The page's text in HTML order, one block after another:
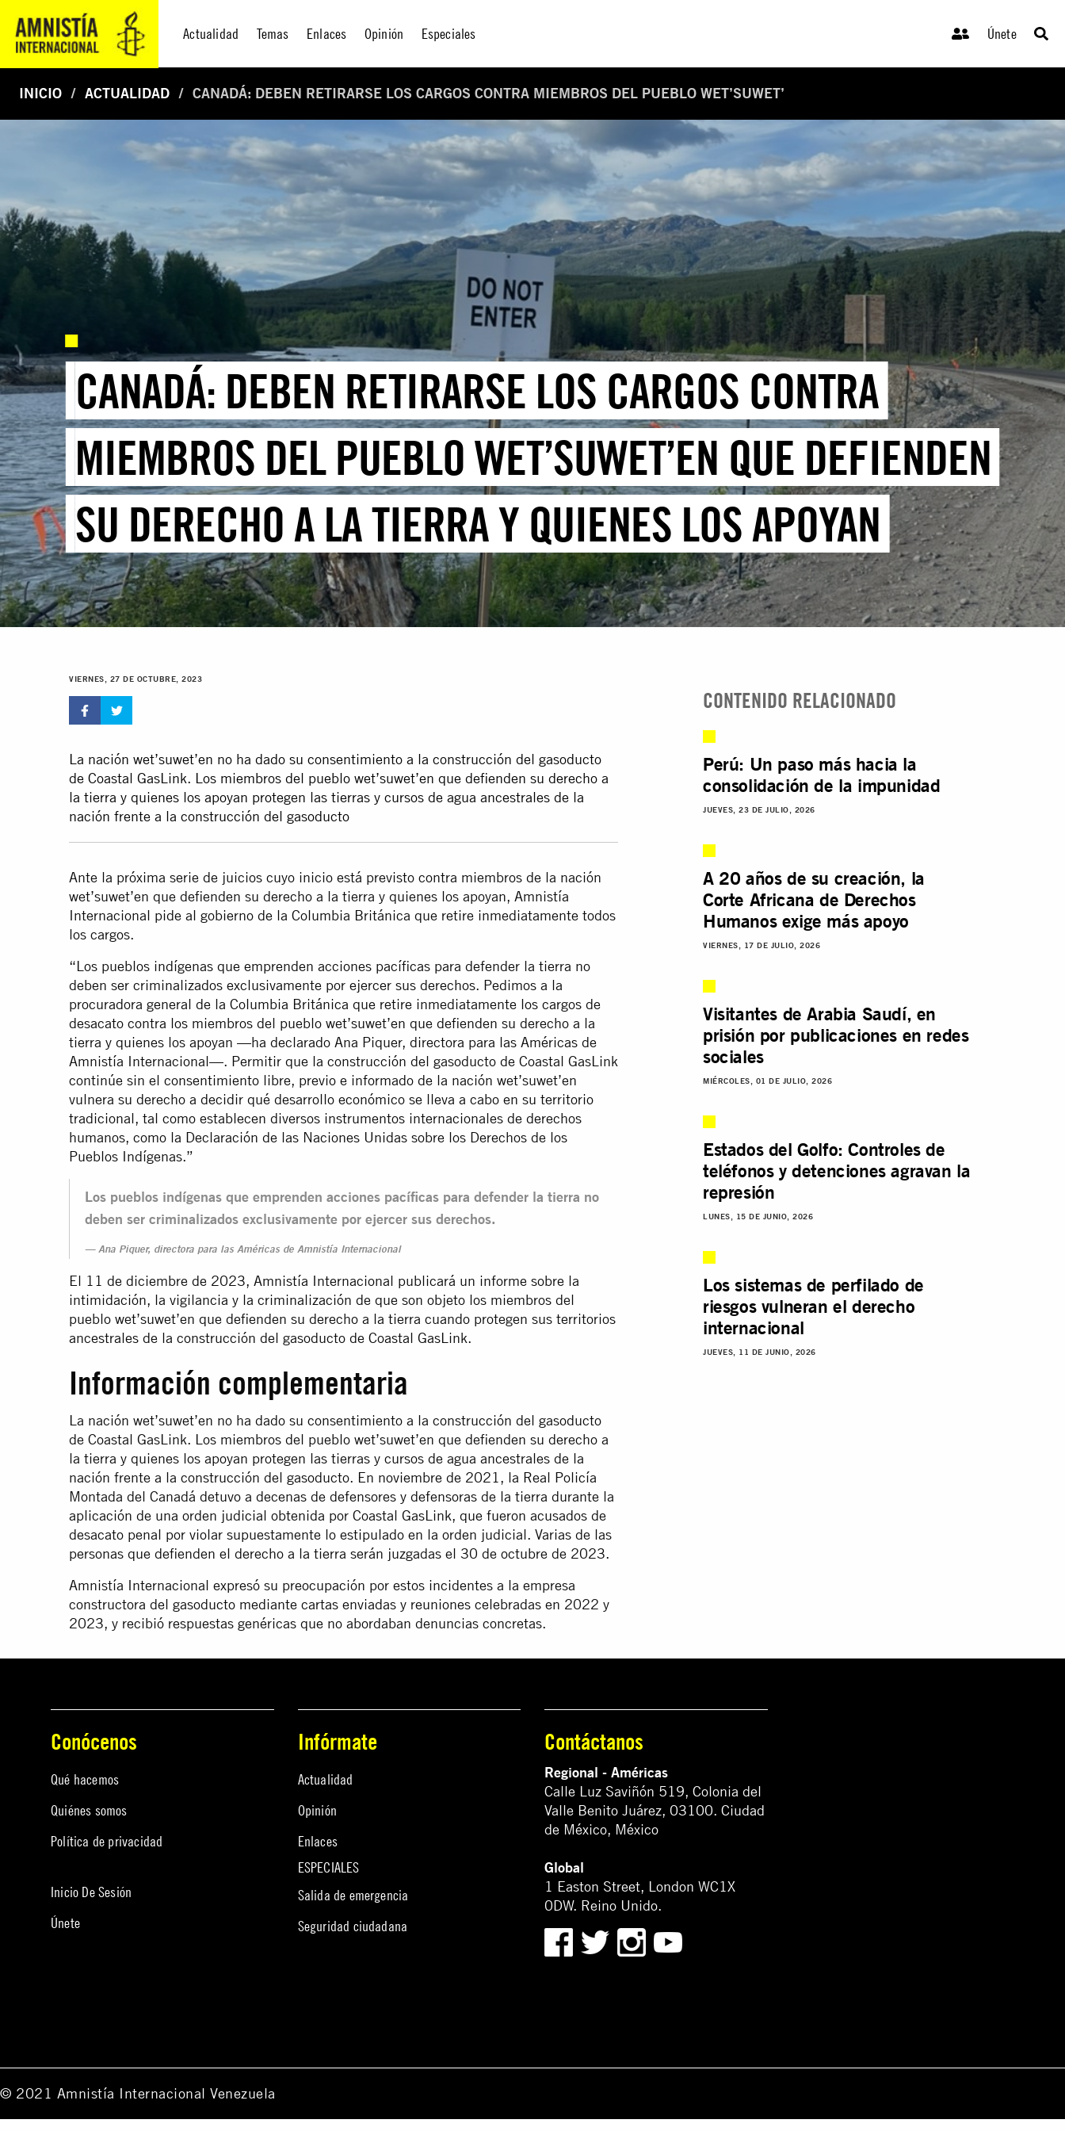
Actualidad Temas Enlaces Opinión Especiales Únete
INICIO ACTUALIDAD CANADÁ: DEBEN RETIRARSE LOS CARGOS CONTRA MIEMBROS DEL PUEBLO WET’SUWET’
CANADÁ: DEBEN RETIRARSE LOS CARGOS CONTRA
MIEMBROS DEL PUEBLO WET’SUWET’EN QUE DEFIENDEN
SU DERECHO A LA TIERRA Y QUIENES LOS APOYAN
VIERNES, 27 DE OCTUBRE, 2023
La nación wet’suwet’en no ha dado su consentimiento a la construcción del gasoducto
de Coastal GasLink. Los miembros del pueblo wet’suwet’en que defienden su derecho a
la tierra y quienes los apoyan protegen las tierras y cursos de agua ancestrales de la
nación frente a la construcción del gasoducto
Ante la próxima serie de juicios cuyo inicio está previsto contra miembros de la nación
wet’suwet’en que defienden su derecho a la tierra y quienes los apoyan, Amnistía
Internacional pide al gobierno de la Columbia Británica que retire inmediatamente todos
los cargos.
“Los pueblos indígenas que emprenden acciones pacíficas para defender la tierra no
deben ser criminalizados exclusivamente por ejercer sus derechos. Pedimos a la
procuradora general de la Columbia Británica que retire inmediatamente los cargos de
desacato contra los miembros del pueblo wet’suwet’en que defienden su derecho a la
tierra y quienes los apoyan —ha declarado Ana Piquer, directora para las Américas de
Amnistía Internacional—. Permitir que la construcción del gasoducto de Coastal GasLink
continúe sin el consentimiento libre, previo e informado de la nación wet’suwet’en
vulnera su derecho a decidir qué desarrollo económico se lleva a cabo en su territorio
tradicional, tal como establecen diversos instrumentos internacionales de derechos
humanos, como la Declaración de las Naciones Unidas sobre los Derechos de los
Pueblos Indígenas.”
Los pueblos indígenas que emprenden acciones pacíficas para defender la tierra no
deben ser criminalizados exclusivamente por ejercer sus derechos.
Ana Piquer, directora para las Américas de Amnistía Internacional
El 11 de diciembre de 2023, Amnistía Internacional publicará un informe sobre la
intimidación, la vigilancia y la criminalización de que son objeto los miembros del
pueblo wet’suwet’en que defienden su derecho a la tierra cuando protegen sus territorios
ancestrales de la construcción del gasoducto de Coastal GasLink.
Información complementaria
La nación wet’suwet’en no ha dado su consentimiento a la construcción del gasoducto
de Coastal GasLink. Los miembros del pueblo wet’suwet’en que defienden su derecho a
la tierra y quienes los apoyan protegen las tierras y cursos de agua ancestrales de la
nación frente a la construcción del gasoducto. En noviembre de 2021, la Real Policía
Montada del Canadá detuvo a decenas de defensores y defensoras de la tierra durante la
aplicación de una orden judicial obtenida por Coastal GasLink, que fueron acusados de
desacato penal por violar supuestamente lo estipulado en la orden judicial. Varias de las
personas que defienden el derecho a la tierra serán juzgadas el 30 de octubre de 2023.
Amnistía Internacional expresó su preocupación por estos incidentes a la empresa
constructora del gasoducto mediante cartas enviadas y reuniones celebradas en 2022 y
2023, y recibió respuestas genéricas que no abordaban denuncias concretas.
CONTENIDO RELACIONADO
Perú: Un paso más hacia la
consolidación de la impunidad
JUEVES, 23 DE JULIO, 2026
A 20 años de su creación, la
Corte Africana de Derechos
Humanos exige más apoyo
VIERNES, 17 DE JULIO, 2026
Visitantes de Arabia Saudí, en
prisión por publicaciones en redes
sociales
MIÉRCOLES, 01 DE JULIO, 2026
Estados del Golfo: Controles de
teléfonos y detenciones agravan la
represión
LUNES, 15 DE JUNIO, 2026
Los sistemas de perfilado de
riesgos vulneran el derecho
internacional
JUEVES, 11 DE JUNIO, 2026
Conócenos
Qué hacemos
Quiénes somos
Política de privacidad
Inicio De Sesión
Únete
Infórmate
Actualidad
Opinión
Enlaces
ESPECIALES
Salida de emergencia
Seguridad ciudadana
Contáctanos
Regional - Américas
Calle Luz Saviñón 519, Colonia del
Valle Benito Juárez, 03100. Ciudad
de México, México
Global
1 Easton Street, London WC1X
0DW. Reino Unido.
© 2021 Amnistía Internacional Venezuela